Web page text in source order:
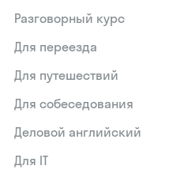
Разговорный курс
Для переезда
Для путешествий
Для собеседования
Деловой английский
Для IT